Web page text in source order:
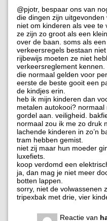
@pjotr, bespaar ons van
die dingen zijn
niet om kinderen als vee te
ze zijn zo groot als een
over de baan. soms als
verkeersregels bestaan
rijbewijs moeten ze niet
verkeersreglement
die normaal gelden voor
eerste de beste gooit een
de kindjes erin.
heb ik mijn kinderen dan
metalen autokooi?
gordel aan. veiligheid.
normaal zou ik me zo druk
lachende kinderen in zo’n
tram hebben gemist.
niet zij maar hun moeder
luxefiets.
koop verdomd een
ja, dan mag je niet meer
botten lappen.
sorry, niet de volwassenen
tripexbak met drie, vier
Reactie van